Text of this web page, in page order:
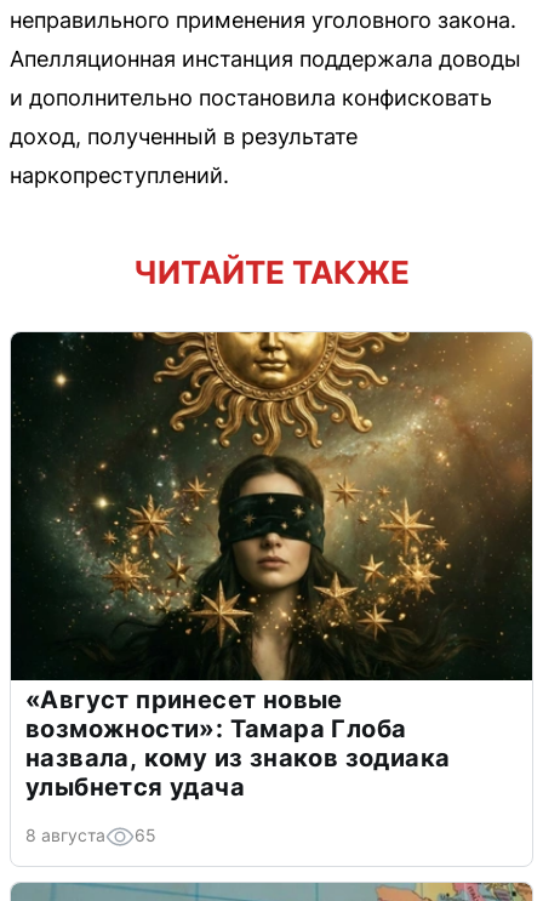
неправильного применения уголовного закона.
Апелляционная инстанция поддержала доводы
и дополнительно постановила конфисковать
доход, полученный в результате
наркопреступлений.
ЧИТАЙТЕ ТАКЖЕ
«Август принесет новые
возможности»: Тамара Глоба
назвала, кому из знаков зодиака
улыбнется удача
8 августа 65